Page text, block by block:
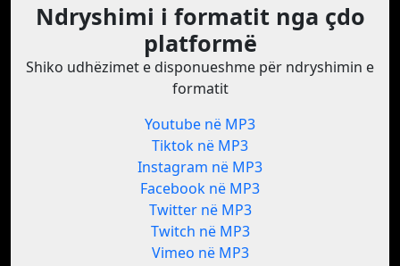
Ndryshimi i formatit nga çdo
platformë
Shiko udhëzimet e disponueshme për ndryshimin e
formatit
Youtube në MP3
Tiktok në MP3
Instagram në MP3
Facebook në MP3
Twitter në MP3
Twitch në MP3
Vimeo në MP3